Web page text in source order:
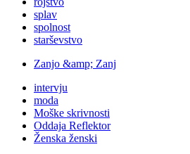
splav
spolnost
starševstvo
Zanjo &amp; Zanj
intervju
moda
Moške skrivnosti
Oddaja Reflektor
Ženska ženski